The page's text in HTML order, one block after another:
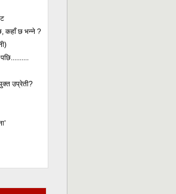
कहाँ छ भन्ने ?
उप्रेती?